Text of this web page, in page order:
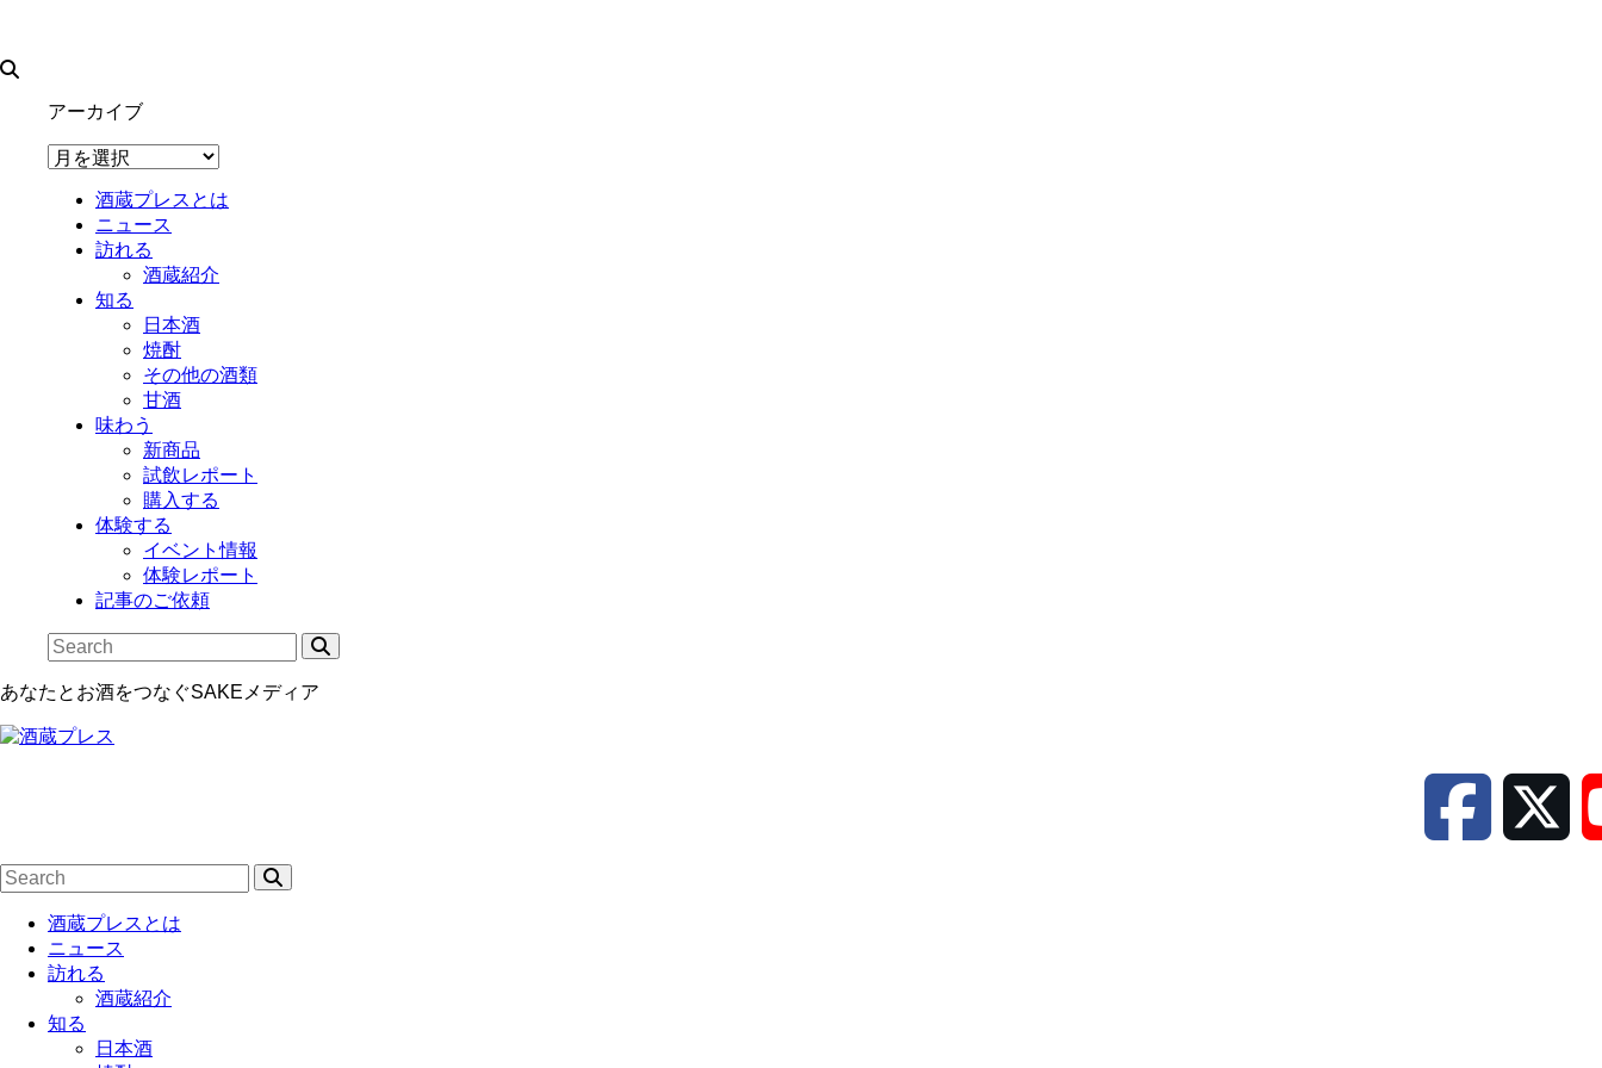
アーカイブ
ア
酒蔵プレスとは
ニュース
訪れる
酒蔵紹介
知る
日本酒
焼酎
その他の酒類
甘酒
味わう
新商品
試飲レポート
購入する
体験する
イベント情報
体験レポート
記事のご依頼
あなたとお酒をつなぐSAKEメディア
酒蔵プレスとは
ニュース
訪れる
酒蔵紹介
知る
日本酒